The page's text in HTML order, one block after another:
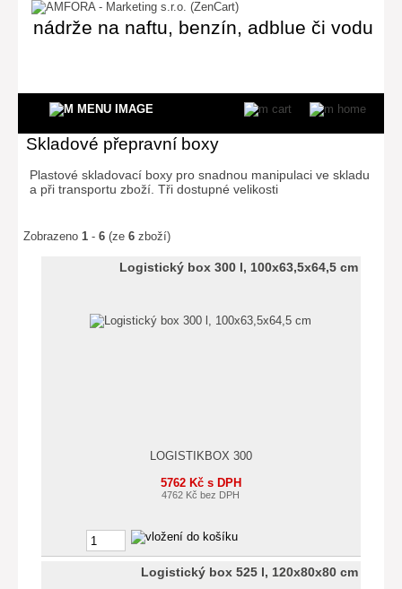
nádrže na naftu, benzín, adblue či vodu
Skladové přepravní boxy
Plastové skladovací boxy pro snadnou manipulaci ve skladu
a při transportu zboží. Tři dostupné velikosti
Zobrazeno1 -6 (ze6 zboží)
Logistický box 300 l, 100x63,5x64,5 cm
LOGISTIKBOX 300
5762 Kč s DPH
4762 Kč bez DPH
Logistický box 525 l, 120x80x80 cm